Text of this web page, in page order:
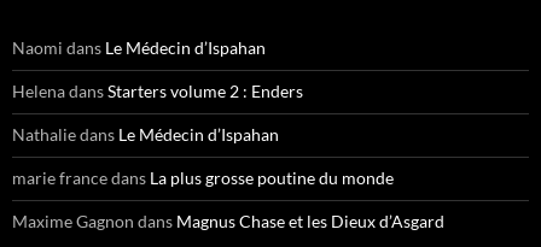
Naomi dans Le Médecin d’Ispahan
HelenadansStarters volume 2 : Enders
Nathaliedans Le Médecin d’Ispahan
marie francedans La plus grosse poutine du monde
Maxime Gagnon dans Magnus Chase et les Dieux d’Asgard